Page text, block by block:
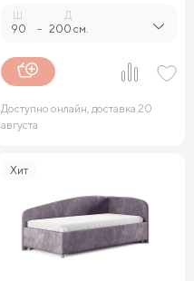
90 -
Д.
200 см.
Доступно онлайн, доставка 20
августа
Хит